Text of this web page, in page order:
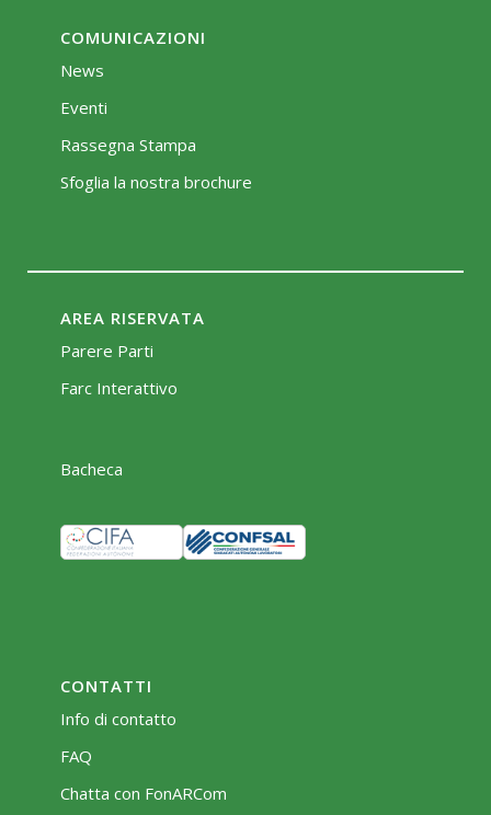
COMUNICAZIONI
News
Eventi
Rassegna Stampa
Sfoglia la nostra brochure
AREA RISERVATA
Parere Parti
Farc Interattivo
Bacheca
CONTATTI
Info di contatto
FAQ
Chatta con FonARCom